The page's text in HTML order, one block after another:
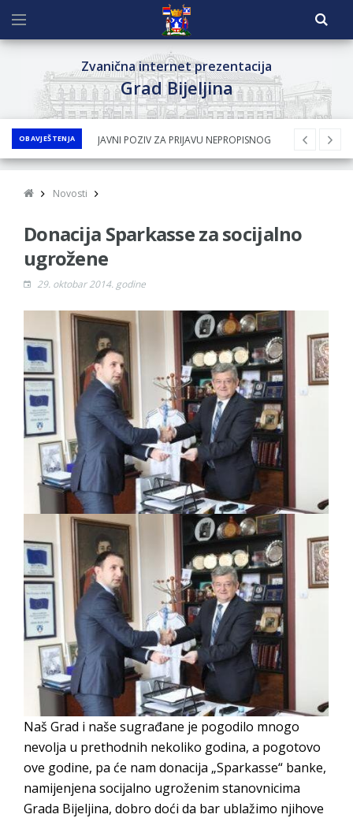
Zvanična internet prezentacija
Grad Bijeljina
OBAVJEŠTENJA
JAVNI POZIV ZA PRIJAVU NEPROPISNOG
ODLAGANjA OTPADA UZ DODJELU
BESPOVRATNIH SREDSTAVA ZA
SUFINANSIRANjE KUPOVINE SEOSKE KUĆE SA
ZA 2026. GODINU
Obavještenje za preduzetnika - Nenad
Nukić
PRELIMINARNA RANG LISTA KANDIDATA KOJI
SU OSTVARILI PRAVO NA GRADSKI MJESEČNI
BORAČKI DODATAK ZA DEMOBILISANE
BORCE VOJSKE REPUBLIKE SRPSKE U STANjU
SOCIJALNE POTREBE
Od 27. jula prijem zahtjeva za novčanu
pomoć za nabavku školskog pribora
osnovcima
Obrasci zahtjeva za regresirano gorivo
dostupni od 13. marta do 15. novembra
Zahtjev za izdavanje PONOSNE KARTICE
Obavještenje o zabrani saobraćaja 6. i 7.
avgusta
Obavještenje za preduzetnika - Vera Ujić
Novosti
Donacija Sparkasse za socijalno
ugrožene
29. oktobar 2014. godine
Naš Grad i naše sugrađane je pogodilo mnogo
nevolja u prethodnih nekoliko godina, a pogotovo
ove godine, pa će nam donacija „Sparkasse“ banke,
namijenjena socijalno ugroženim stanovnicima
Grada Bijeljina, dobro doći da bar ublažimo njihove